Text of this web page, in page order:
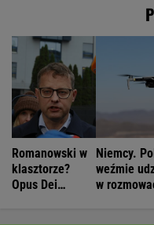
Romanowski w
klasztorze?
Opus Dei
Niemcy.
weźmie
w